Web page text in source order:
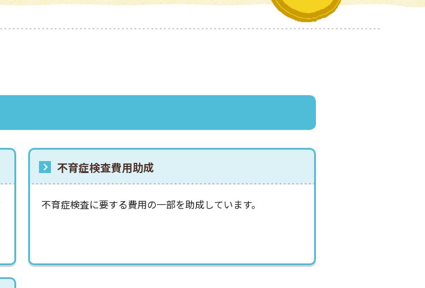
不育症検査費用助成
不育症検査に要する費用の一部を助成しています。